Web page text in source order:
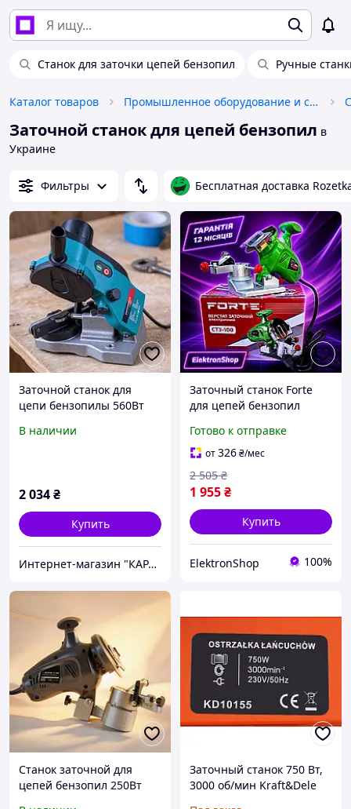
Станок для заточки цепей бензопил Ручные
Каталог товаров Промышленное оборудование и станки
Заточной станок для цепей бензопил в
Украине
Фильтры Бесплатная доставка
Заточной станок для
цепи бензопилы 560Вт
заточки цепей, XXK
В наличии
2 034₴
Купить
Интернет-магазин "КАРАПУЗИК"
Заточный станок Forte
для цепей бензопил
шлифовальный круг
100мм, скорость 6300 об/
мин
Готово к отправке
от326₴/мес
1 955₴
2 505 ₴
Купить
ElektronShop 100%
Станок заточной для
цепей бензопил 250Вт
Заточный станок 750 Вт,
3000 об/мин Kraft&Dele